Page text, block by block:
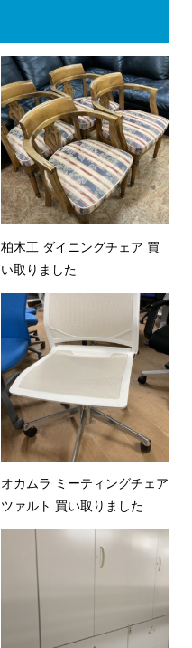
柏木工 ダイニングチェア 買
い取りました
オカムラ ミーティングチェア
ツァルト 買い取りました